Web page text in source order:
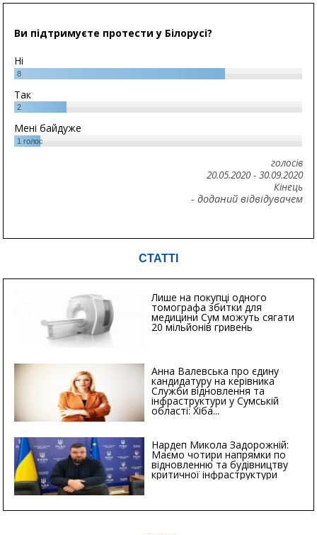
Ви підтримуєте протести у Білорусі?
Ні
8
Так
2
Мені байдуже
1 голос
голосів
20.05.2020- 30.09.2020
Кінець
- доданий відвідувачем
СТАТТІ
Лише на покупці одного
томографа збитки для
медицини Сум можуть сягати
20 мільйонів гривень
Анна Валевська про єдину
кандидатуру на керівника
Служби відновлення та
інфраструктури у Сумській
області: Хіба...
Нардеп Микола Задорожній:
Маємо чотири напрямки по
відновленню та будівництву
критичної інфраструктури